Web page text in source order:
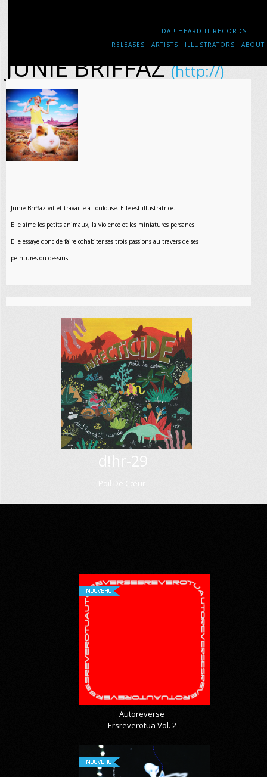
DA ! HEARD IT RECORDS
RELEASES
ARTISTS ILLUSTRATORS ABOUT
JUNIE BRIFFAZ(http://)
Junie Briffaz vit et travaille à Toulouse. Elle est illustratrice.
Elle aime les petits animaux, la violence et les miniatures persanes.
Elle essaye donc de faire cohabiter ses trois passions au travers de ses
peintures ou dessins.
d!hr-29
Poil De Cœur
NOUVEAU
Autoreverse
Ersreverotua Vol. 2
NOUVEAU